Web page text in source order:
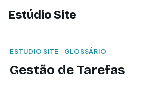
Estúdio Site
ESTUDIO SITE · GLOSSÁRIO
Gestão de Tarefas